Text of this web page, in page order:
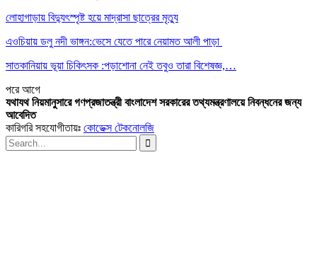
লোহাগাড়ায় বিদ্যুৎস্পৃষ্ট হয়ে মাদ্রাসা ছাত্রের মৃত্যু
এওচিয়ায় ডলু নদী ভাঙ্গন:ভেসে যেতে পারে নেয়ামত আলী পাড়া
সাতকানিয়ায় ভূয়া চিকিৎসক :পড়াশোনা নেই তবুও তারা বিশেষজ্ঞ,…
পরেআগে
যথাযথ নিয়মানুসারে গণপ্রজাতন্ত্রী বাংলাদেশ সরকারের তথ্যমন্ত্রণালয়ে নিবন্ধনের জন্য
আবেদিত
কারিগরি সহযোগীতায়ঃ কোডেক্স টেকনোলজি